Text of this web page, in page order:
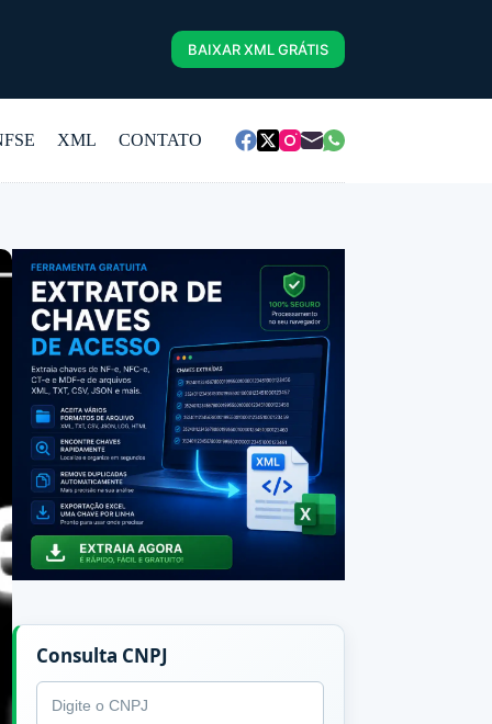
BAIXAR XML GRÁTIS
XML CONTATO
Consulta CNPJ
CNPJ